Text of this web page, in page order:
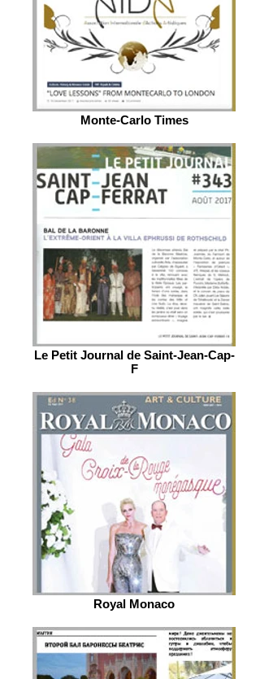
Monte-Carlo Times
Le Petit Journal de Saint-Jean-Cap-
F
Royal Monaco